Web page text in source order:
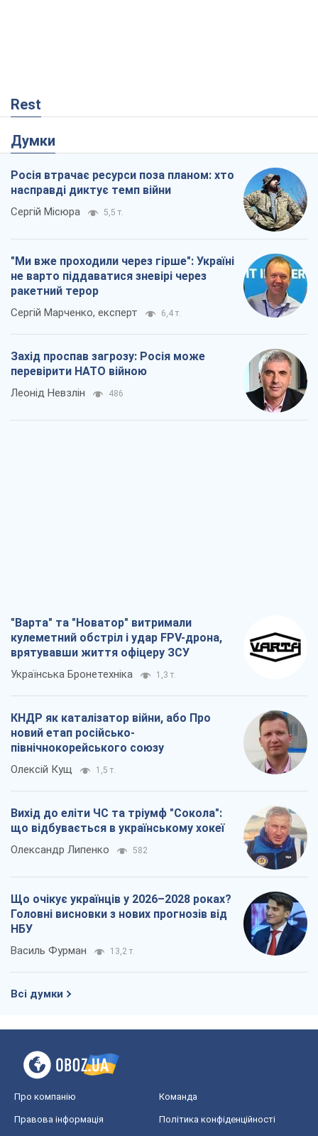
Rest
Думки
Росія втрачає ресурси поза планом: хто
насправді диктує темп війни
Сергій Місюра 5,5 т.
"Ми вже проходили через гірше": Україні
не варто піддаватися зневірі через
ракетний терор
Сергій Марченко, експерт 6,4 т.
Захід проспав загрозу: Росія може
перевірити НАТО війною
Леонід Невзлін 486
"Варта" та "Новатор" витримали
кулеметний обстріл і удар FPV-дрона,
врятувавши життя офіцеру ЗСУ
Українська Бронетехніка 1,3 т.
КНДР як каталізатор війни, або Про
новий етап російсько-
північнокорейського союзу
Олексій Кущ 1,5 т.
Вихід до еліти ЧС та тріумф "Сокола":
що відбувається в українському хокеї
Олександр Липенко 582
Що очікує українців у 2026–2028 роках?
Головні висновки з нових прогнозів від
НБУ
Василь Фурман 13,2 т.
Всі думки
Про компанію Команда
Правова інформація Політика конфіденційності